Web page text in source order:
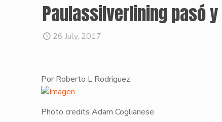
Paulassilverlining pasó
26 July, 2017
Por Roberto L Rodriguez
Photo credits Adam Coglianese